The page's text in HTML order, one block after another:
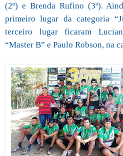
(2º) e Brenda Rufino (3º).
primeiro lugar da categoria
terceiro lugar ficaram
“Master B” e Paulo Robson, na